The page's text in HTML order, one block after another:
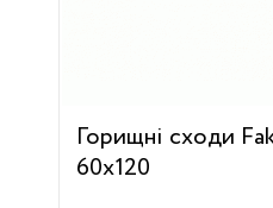
Горищні сходи
60х120